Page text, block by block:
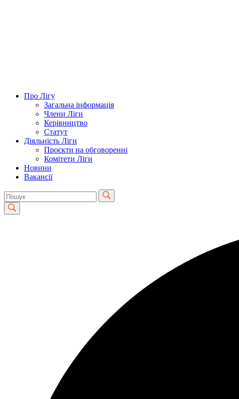
Про Лігу
Загальна інформація
Члени Ліги
Керівництво
Статут
Діяльність Ліги
Проєкти на обговоренні
Комітети Ліги
Новини
Вакансії